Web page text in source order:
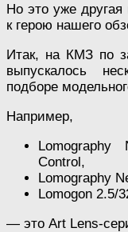
Но это уже
к герою нашего
Итак, на КМЗ по
выпускалось
подборе
Например,
Control,
Lomography
Lomogon 2.5/
— это Art Lens-